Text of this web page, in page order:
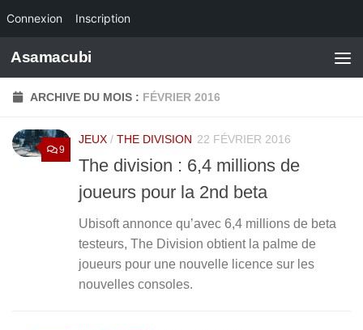
Connexion Inscription
Skip to content
Asamacubi
ARCHIVE DU MOIS : FÉVRIER 2016
9
JEUX / THE DIVISION 22 FÉVRIER 2016
The division : 6,4 millions de
joueurs pour la 2nd beta
Ubisoft annonce qu’avec 6,4 millions de beta
testeurs, The Division obtient la palme de
joueurs pour une nouvelle licence sur les
nouvelles consoles.